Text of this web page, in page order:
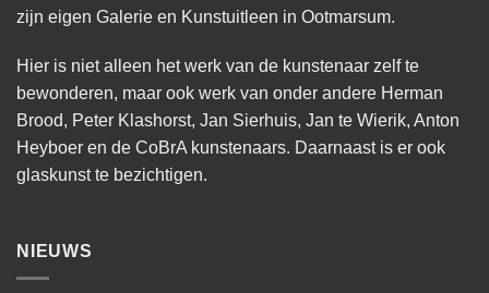
zijn eigen Galerie en Kunstuitleen in Ootmarsum.
Hier is niet alleen het werk van de kunstenaar zelf te
bewonderen, maar ook werk van onder andere Herman
Brood, Peter Klashorst, Jan Sierhuis, Jan te Wierik, Anton
Heyboer en de CoBrA kunstenaars. Daarnaast is er ook
glaskunst te bezichtigen.
NIEUWS